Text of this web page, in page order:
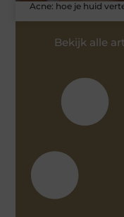
Acne: hoe je huid
Bekijk alle